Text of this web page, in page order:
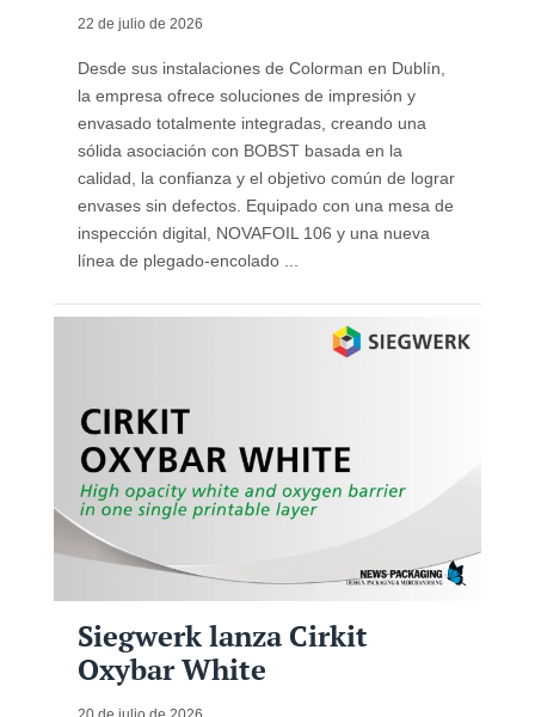
22 de julio de 2026
Desde sus instalaciones de Colorman en Dublín,
la empresa ofrece soluciones de impresión y
envasado totalmente integradas, creando una
sólida asociación con BOBST basada en la
calidad, la confianza y el objetivo común de lograr
envases sin defectos. Equipado con una mesa de
inspección digital, NOVAFOIL 106 y una nueva
línea de plegado-encolado ...
Siegwerk lanza Cirkit
Oxybar White